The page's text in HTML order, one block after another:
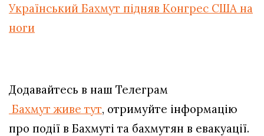
Український Бахмут підняв Конгрес США на
ноги
Додавайтесь в наш Телеграм
Бахмут живе тут, отримуйте інформацію
про події в Бахмуті та бахмутян в евакуації.